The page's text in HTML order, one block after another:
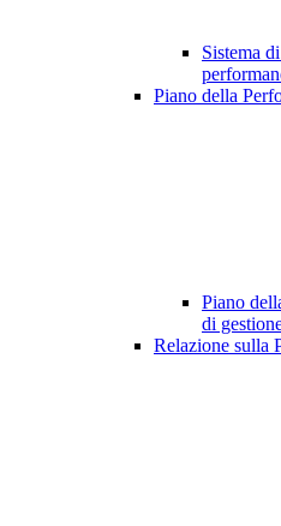
Sistema
Piano della
Piano
di
Relazione sulla